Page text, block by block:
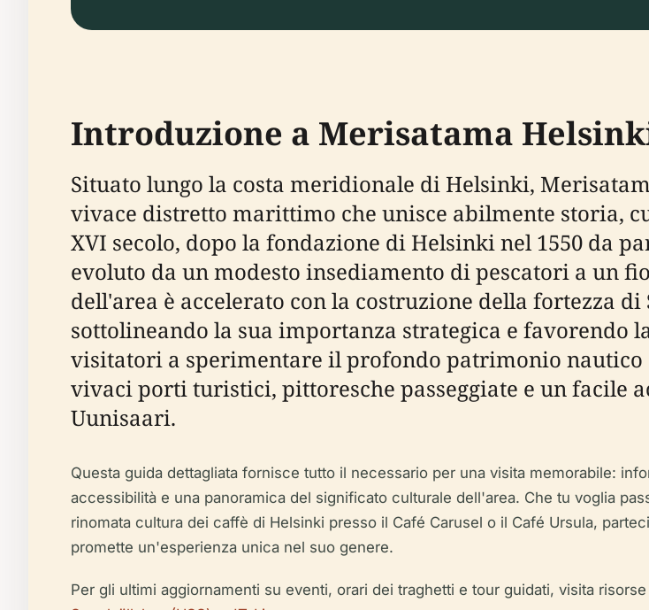
Introduzione a Merisatama
Situato lungo la costa meridionale di Helsinki,
vivace distretto marittimo che unisce abilmente storia,
XVI secolo, dopo la fondazione di Helsinki nel 1550 da
evoluto da un modesto insediamento di pescatori a un
dell'area è accelerato con la costruzione della fortezza
sottolineando la sua importanza strategica e favorendo
visitatori a sperimentare il profondo patrimonio
vivaci porti turistici, pittoresche passeggiate e un facile
Uunisaari.
Questa guida dettagliata fornisce tutto il necessario per una visita memorabile:
accessibilità e una panoramica del significato culturale dell'area. Che tu voglia
rinomata cultura dei caffè di Helsinki presso il Café Carusel o il Café Ursula,
promette un'esperienza unica nel suo genere.
Per gli ultimi aggiornamenti su eventi, orari dei traghetti e tour guidati, visita